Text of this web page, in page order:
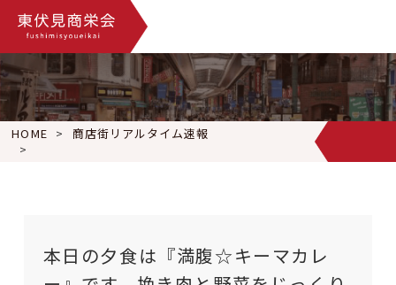
HOME
商店街リアルタイム速報
本日の夕食は『満腹☆キーマカレー』です。挽き肉と野菜をじ
本日の夕食は『満腹☆キーマカレ